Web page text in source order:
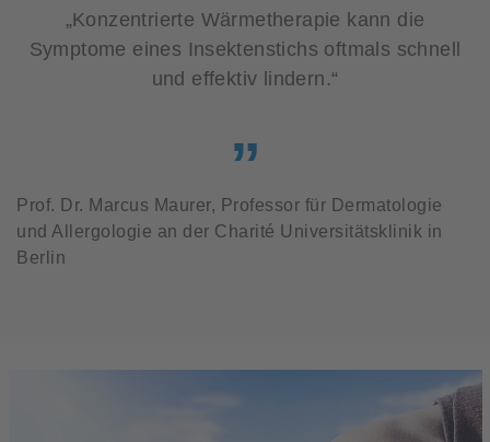
„Konzentrierte Wärmetherapie kann die
Symptome eines Insektenstichs oftmals schnell
und effektiv lindern.“
Prof. Dr. Marcus Maurer, Professor für Dermatologie
und Allergologie an der Charité Universitätsklinik in
Berlin